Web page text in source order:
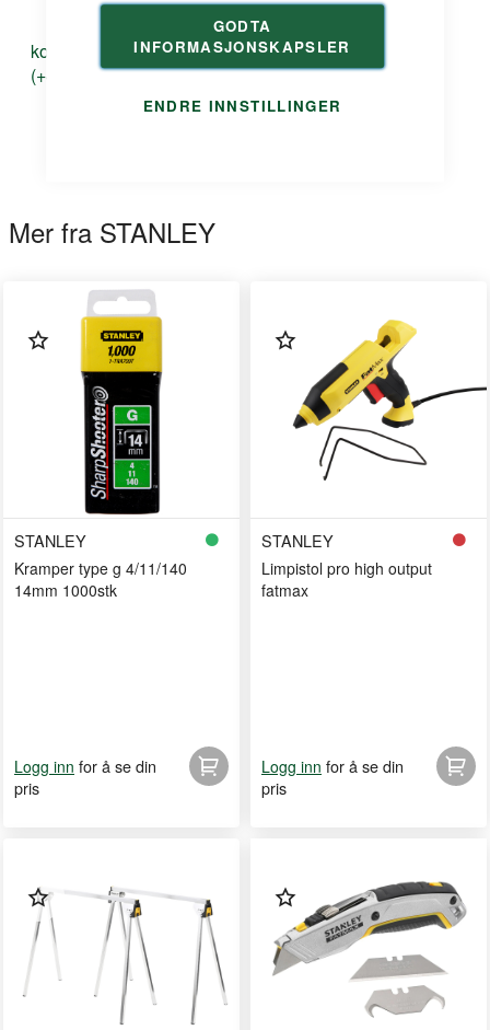
GODTA
INFORMASJONSKAPSLER
ENDRE INNSTILLINGER
kontakt@duri.no
(+47) 24 13 13 50
Mer fra STANLEY
STANLEY
Kramper type g 4/11/140
14mm 1000stk
Logg inn for å se din
pris
STANLEY
Limpistol pro high output
fatmax
Logg inn for å se din
pris